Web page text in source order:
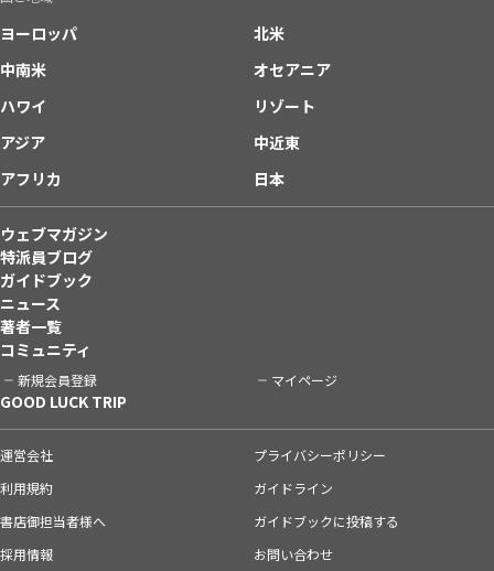
ヨーロッパ
北米
中南米
オセアニア
ハワイ
リゾート
アジア
中近東
アフリカ
日本
ウェブマガジン
特派員ブログ
ガイドブック
ニュース
著者一覧
コミュニティ
新規会員登録 マイページ
GOOD LUCK TRIP
運営会社
プライバシーポリシー
利用規約
ガイドライン
書店御担当者様へ
ガイドブックに投稿する
採用情報
お問い合わせ